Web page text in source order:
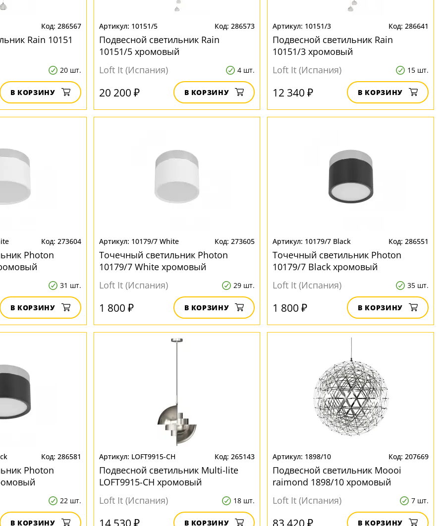
286567
Rain 10151
20 шт.
В КОРЗИНУ
10151/5 286573
Подвесной светильник Rain
10151/5 хромовый
Loft It (Испания)
4 шт.
20 200 ₽ В КОРЗИНУ
10151/3 286641
Подвесной светильник Rain
10151/3 хромовый
Loft It (Испания)
15 шт.
12 340 ₽ В КОРЗИНУ
273604
Photon
31 шт.
В КОРЗИНУ
10179/7 White 273605
Точечный светильник Photon
10179/7 White хромовый
Loft It (Испания)
29 шт.
1 800 ₽ В КОРЗИНУ
10179/7 Black 286551
Точечный светильник Photon
10179/7 Black хромовый
Loft It (Испания)
35 шт.
1 800 ₽ В КОРЗИНУ
286581
Photon
22 шт.
В КОРЗИНУ
LOFT9915-CH 265143
Подвесной светильник Multi-lite
LOFT9915-CH хромовый
Loft It (Испания)
18 шт.
14 530 ₽ В КОРЗИНУ
1898/10 207669
Подвесной светильник Moooi
raimond 1898/10 хромовый
Loft It (Испания)
7 шт.
83 420 ₽ В КОРЗИНУ